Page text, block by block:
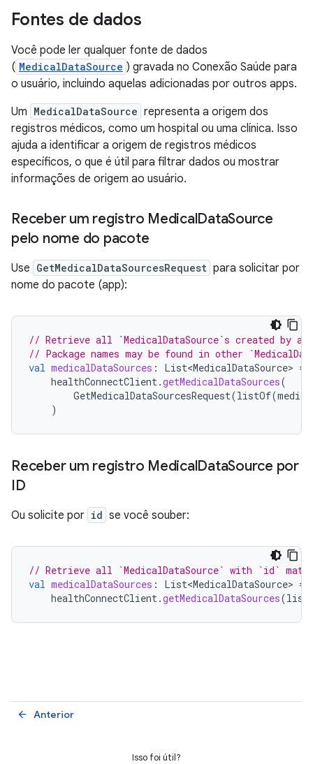
Fontes de dados
Você pode ler qualquer fonte de dados
( MedicalDataSource ) gravada no Conexão Saúde para
o usuário, incluindo aquelas adicionadas por outros apps.
Um MedicalDataSource representa a origem dos
registros médicos, como um hospital ou uma clínica. Isso
ajuda a identificar a origem de registros médicos
específicos, o que é útil para filtrar dados ou mostrar
informações de origem ao usuário.
Receber um registro MedicalDataSource
pelo nome do pacote
Use GetMedicalDataSourcesRequest para solicitar por
nome do pacote (app):
// Retrieve all `MedicalDataSource`s created by
// Package names may be found in other
val medicalDataSources : List<MedicalDataSource> =
healthConnectClient.getMedicalDataSources(
GetMedicalDataSourcesRequest(listOf(
)
Receber um registro MedicalDataSource por
ID
Ou solicite por id se você souber:
// Retrieve all `MedicalDataSource` with `id`
val medicalDataSources : List<MedicalDataSource> =
healthConnectClient.getMedicalDataSources(
Anterior
arrow_back
Isso foi útil?